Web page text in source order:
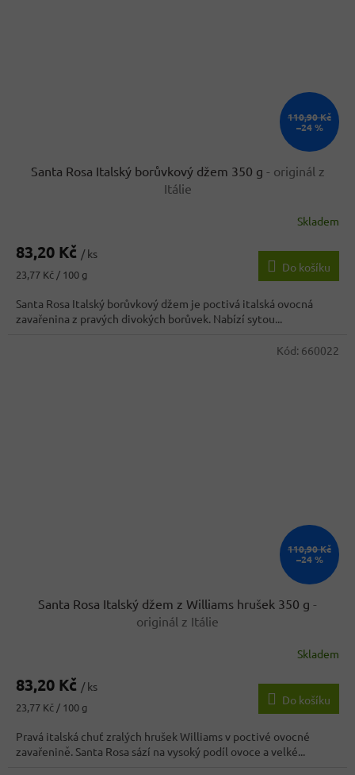
110,90 Kč
–24 %
Santa Rosa Italský borůvkový džem 350 g - originál z
Itálie
Skladem
83,20 Kč / ks
Měrná
23,77 Kč / 100 g
Do košíku
Santa Rosa Italský borůvkový džem je poctivá italská ovocná
zavařenina z pravých divokých borůvek. Nabízí sytou...
110,90 Kč
–24 %
Santa Rosa Italský džem z Williams hrušek 350 g -
originál z Itálie
Skladem
83,20 Kč / ks
Měrná
23,77 Kč / 100 g
Do košíku
Pravá italská chuť zralých hrušek Williams v poctivé ovocné
zavařenině. Santa Rosa sází na vysoký podíl ovoce a velké...
Kód: 660022